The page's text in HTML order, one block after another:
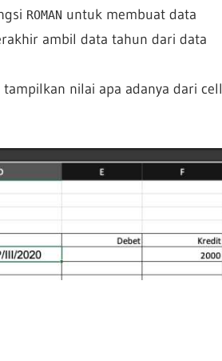
ROMAN untuk membuat data
ambil data tahun dari data
nilai apa adanya dari cell